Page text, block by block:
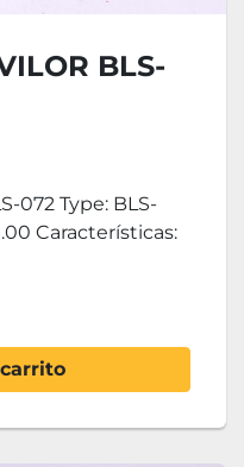
BLS-
072 Type: BLS-
Características: